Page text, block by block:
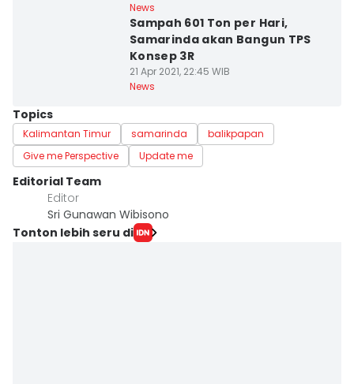
News
Sampah 601 Ton per Hari,
Samarinda akan Bangun TPS
Konsep 3R
21 Apr 2021, 22:45 WIB
News
Topics
Kalimantan Timur samarinda
balikpapan
Give me Perspective
Update me
Editorial Team
Editor
Sri Gunawan Wibisono
Tonton lebih seru di